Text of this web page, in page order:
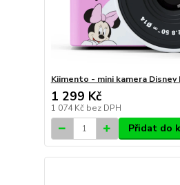
Kiimento - mini kamera Disney
1 299 Kč
1 074 Kč bez DPH
Přidat do